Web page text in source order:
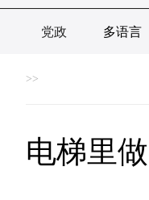
党政 多语言
>>
电梯里